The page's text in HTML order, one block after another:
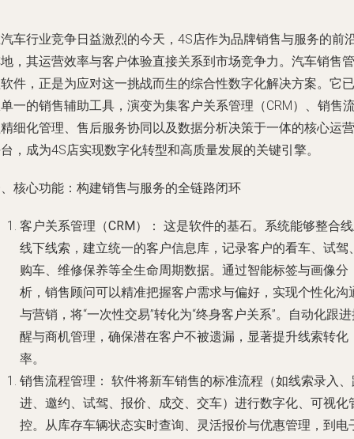
车行业竞争日益激烈的今天，4S店作为品牌销售与服务的前
，其运营效率与客户体验直接关系到市场竞争力。汽车销售管
件，正是为应对这一挑战而生的综合性数字化解决方案。它已
一的销售辅助工具，演变为集客户关系管理（CRM）、销售
细化管理、售后服务协同以及数据分析决策于一体的核心运营
，成为4S店实现数字化转型和高质量发展的关键引擎。
核心功能：构建销售与服务的全链路闭环
客户关系管理（CRM）： 这是软件的基石。系统能够整合
线下线索，建立统一的客户信息库，记录客户的看车、试驾
购车、维修保养等全生命周期数据。通过智能标签与画像分
析，销售顾问可以精准把握客户需求与偏好，实现个性化沟
与营销，将“一次性交易”转化为“终身客户关系”。自动化跟
醒与商机管理，确保潜在客户不被遗漏，显著提升线索转化
率。
销售流程管理： 软件将新车销售的标准流程（如线索录入
进、邀约、试驾、报价、成交、交车）进行数字化、可视化
控。从库存车辆状态实时查询、灵活报价与优惠管理，到电